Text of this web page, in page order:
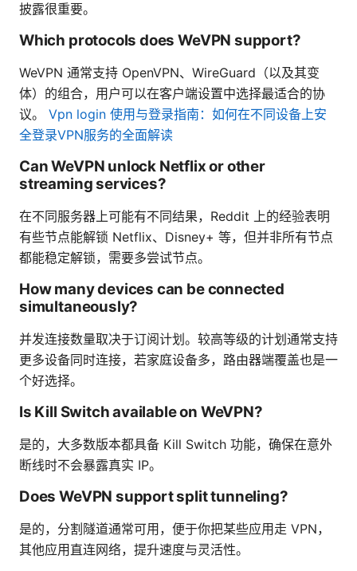
披露很重要。
Which protocols does WeVPN support?
WeVPN 通常支持 OpenVPN、WireGuard（以及其变
体）的组合，用户可以在客户端设置中选择最适合的协
议。 Vpn login 使用与登录指南：如何在不同设备上安
全登录VPN服务的全面解读
Can WeVPN unlock Netflix or other
streaming services?
在不同服务器上可能有不同结果，Reddit 上的经验表明
有些节点能解锁 Netflix、Disney+ 等，但并非所有节点
都能稳定解锁，需要多尝试节点。
How many devices can be connected
simultaneously?
并发连接数量取决于订阅计划。较高等级的计划通常支持
更多设备同时连接，若家庭设备多，路由器端覆盖也是一
个好选择。
Is Kill Switch available on WeVPN?
是的，大多数版本都具备 Kill Switch 功能，确保在意外
断线时不会暴露真实 IP。
Does WeVPN support split tunneling?
是的，分割隧道通常可用，便于你把某些应用走 VPN，
其他应用直连网络，提升速度与灵活性。